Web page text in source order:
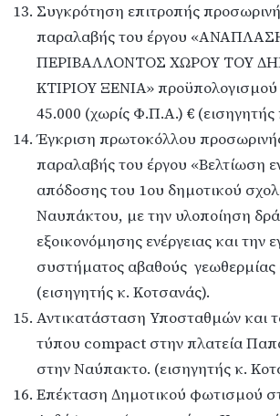
Συγκρότηση επιτροπής
παραλαβής του έργου
ΠΕΡΙΒΑΛΛΟΝΤΟΣ ΧΩΡΟΥ ΤΟΥ
ΚΤΙΡΙΟΥ ΞΕΝΙΑ»
45.000 (χωρίς Φ.Π.Α.) €
Έγκριση πρωτοκόλλου
παραλαβής του έργου «Βελτίωση
απόδοσης του 1ου δημοτικού
Ναυπάκτου, με την υλοποίηση
εξοικονόμησης ενέργειας και την
συστήματος αβαθούς γεωθερμίας
(εισηγητής κ. Κοτσανάς).
Αντικατάσταση Υποσταθμών και
τύπου compact στην πλατεία
στην Ναύπακτο. (εισηγητής κ.
Επέκταση Δημοτικού φωτισμού